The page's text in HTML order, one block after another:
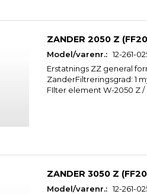
ZANDER 2050 Z
Model/varenr.: 12-261-
Erstatnings ZZ general
ZanderFiltreringsgrad: 1
FIlter element W-2050 Z /
ZANDER 3050 Z
Model/varenr.: 12-261-